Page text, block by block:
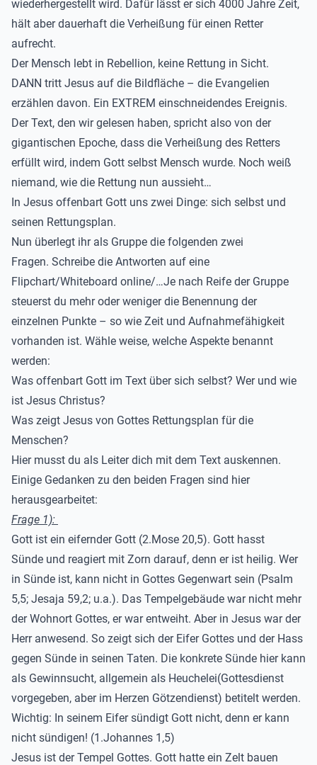
wiederhergestellt wird. Dafür lässt er sich 4000 Jahre Zeit,
hält aber dauerhaft die Verheißung für einen Retter
aufrecht.
Der Mensch lebt in Rebellion, keine Rettung in Sicht.
DANN tritt Jesus auf die Bildfläche – die Evangelien
erzählen davon. Ein EXTREM einschneidendes Ereignis.
Der Text, den wir gelesen haben, spricht also von der
gigantischen Epoche, dass die Verheißung des Retters
erfüllt wird, indem Gott selbst Mensch wurde. Noch weiß
niemand, wie die Rettung nun aussieht…
In Jesus offenbart Gott uns zwei Dinge: sich selbst und
seinen Rettungsplan.
Nun überlegt ihr als Gruppe die folgenden zwei
Fragen. Schreibe die Antworten auf eine
Flipchart/Whiteboard online/…Je nach Reife der Gruppe
steuerst du mehr oder weniger die Benennung der
einzelnen Punkte – so wie Zeit und Aufnahmefähigkeit
vorhanden ist. Wähle weise, welche Aspekte benannt
werden:
Was offenbart Gott im Text über sich selbst? Wer und wie
ist Jesus Christus?
Was zeigt Jesus von Gottes Rettungsplan für die
Menschen?
Hier musst du als Leiter dich mit dem Text auskennen.
Einige Gedanken zu den beiden Fragen sind hier
herausgearbeitet:
Frage 1):
Gott ist ein eifernder Gott (2.Mose 20,5). Gott hasst
Sünde und reagiert mit Zorn darauf, denn er ist heilig. Wer
in Sünde ist, kann nicht in Gottes Gegenwart sein (Psalm
5,5; Jesaja 59,2; u.a.). Das Tempelgebäude war nicht mehr
der Wohnort Gottes, er war entweiht. Aber in Jesus war der
Herr anwesend. So zeigt sich der Eifer Gottes und der Hass
gegen Sünde in seinen Taten. Die konkrete Sünde hier kann
als Gewinnsucht, allgemein als Heuchelei(Gottesdienst
vorgegeben, aber im Herzen Götzendienst) betitelt werden.
Wichtig: In seinem Eifer sündigt Gott nicht, denn er kann
nicht sündigen! (1.Johannes 1,5)
Jesus ist der Tempel Gottes. Gott hatte ein Zelt bauen